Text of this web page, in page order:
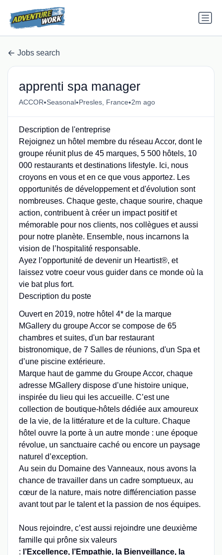
Jobs search
apprenti spa manager
ACCOR•Seasonal•Presles, France•2m ago
Description de l'entreprise
Rejoignez un hôtel membre du réseau Accor, dont le
groupe réunit plus de 45 marques, 5 500 hôtels, 10
000 restaurants et destinations lifestyle. Ici, nous
croyons en vous et en ce que vous apportez. Les
opportunités de développement et d'évolution sont
nombreuses. Chaque geste, chaque sourire, chaque
action, contribuent à créer un impact positif et
mémorable pour nos clients, nos collègues et aussi
pour notre planète. Ensemble, nous incarnons la
vision de l’hospitalité responsable.
Ayez l’opportunité de devenir un Heartist®, et
laissez votre coeur vous guider dans ce monde où la
vie bat plus fort.
Description du poste
Ouvert en 2019, notre hôtel 4* de la marque
MGallery du groupe Accor se compose de 65
chambres et suites, d'un bar restaurant
bistronomique, de 7 Salles de réunions, d'un Spa et
d’une piscine extérieure.
Marque haut de gamme du Groupe Accor, chaque
adresse MGallery dispose d’une histoire unique,
inspirée du lieu qui les accueille. C’est une
collection de boutique-hôtels dédiée aux amoureux
de la vie, de la littérature et de la culture. Chaque
hôtel ouvre la porte à un autre monde : une époque
révolue, un sanctuaire caché ou encore un paysage
naturel d’exception.
Au sein du Domaine des Vanneaux, nous avons la
chance de travailler dans un cadre somptueux, au
cœur de la nature, mais notre différenciation passe
avant tout par le talent et la passion de nos équipes.
Nous rejoindre, c’est aussi rejoindre une deuxième
famille qui prône six valeurs
: l’Excellence, l’Empathie, la Bienveillance, la